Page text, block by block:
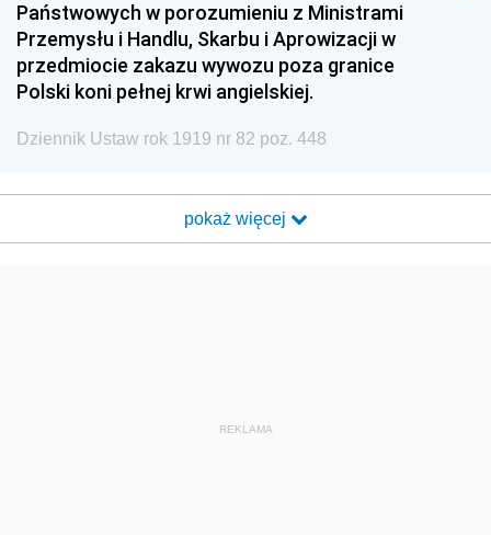
Państwowych w porozumieniu z Ministrami
Przemysłu i Handlu, Skarbu i Aprowizacji w
przedmiocie zakazu wywozu poza granice
Polski koni pełnej krwi angielskiej.
Dziennik Ustaw rok 1919 nr 82 poz. 448
pokaż więcej
REKLAMA